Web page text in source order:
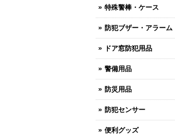
特殊警棒・ケース
防犯ブザー・アラーム
ドア窓防犯用品
警備用品
防災用品
防犯センサー
便利グッズ